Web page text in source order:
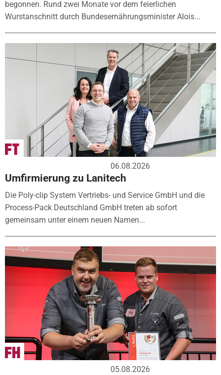
begonnen. Rund zwei Monate vor dem feierlichen
Wurstanschnitt durch Bundesernährungsminister Alois...
06.08.2026
Umfirmierung zu Lanitech
Die Poly-clip System Vertriebs- und Service GmbH und die
Process-Pack Deutschland GmbH treten ab sofort
gemeinsam unter einem neuen Namen...
05.08.2026